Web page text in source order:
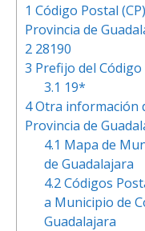
1 Código Postal
Provincia de
2 28190
3 Prefijo del
3.1 19*
4Otra información
Provincia de
4.1 Mapa de
de Guadalajara
4.2Códigos
a Municipio de
Guadalajara